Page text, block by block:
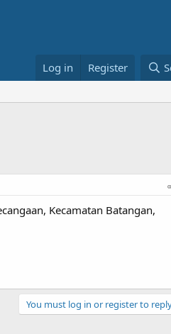
Log in Register
Kecamatan Batangan,
You must log in or register to